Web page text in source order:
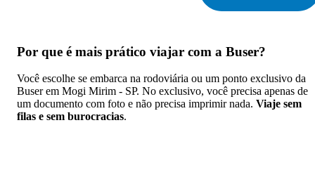
Por que é mais prático viajar com a Buser?
Você escolhe se embarca na rodoviária ou um ponto exclusivo da
Buser em Mogi Mirim - SP. No exclusivo, você precisa apenas de
um documento com foto e não precisa imprimir nada. Viaje sem
filas e sem burocracias.